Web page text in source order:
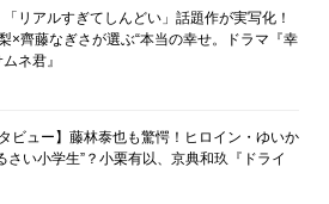
「リアルすぎてしんどい」話題作が実写化！
×齊藤なぎさが選ぶ“本当の幸せ。ドラマ『幸
ネ君』
ビュー】藤林泰也も驚愕！ヒロイン・ゆいか
さい小学生”？小栗有以、京典和玖『ドライ